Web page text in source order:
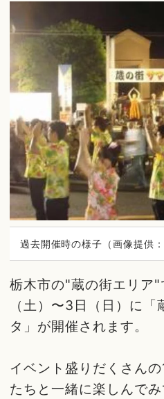
過去開催時の様子（画像提供
栃木市の"蔵の街エリア
（土）〜3日（日）に
タ」が開催されます。
イベント盛りだくさん
たちと一緒に楽しんで